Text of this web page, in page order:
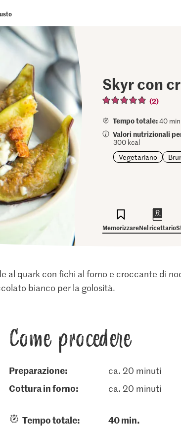
Skyr con
(2)
Tempo totale:40
Valori nutrizionali
300 kcal
Vegetariano
MemorizzareNel ricettario
al quark con fichi al forno e croccante di
bianco per la golosità.
Come procedere
Preparazione: ca. 20 minuti
cottura in forno: ca. 20 minuti
Tempo totale: 40 min.